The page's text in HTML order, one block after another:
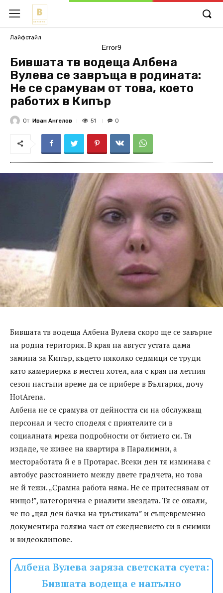
Лайфстайл
Error9
Бившата тв водеща Албена
Вулева се завръща в родината:
Не се срамувам от това, което
работих в Кипър
От Иван Ангелов 51 0
Бившата тв водеща Албена Вулева скоро ще се завърне
на родна територия. В края на август устата дама
замина за Кипър, където няколко седмици се труди
като камериерка в местен хотел, ала с края на летния
сезон настъпи време да се прибере в България, дочу
HotArena.
Албена не се срамува от дейността си на обслужващ
персонал и често споделя с приятелите си в
социалната мрежа подробности от битието си. Тя
издаде, че живее на квартира в Паралимни, а
местоработата й е в Протарас. Всеки ден тя изминава с
автобус разстоянието между двете градчета, но това
не й тежи. „Срамна работа няма. Не се притеснявам от
нищо!”, категорична е риалити звездата. Тя се ожали,
че по „цял ден бачка на тръстиката” и същевременно
документира голяма част от ежедневието си в снимки
и видеоклипове.
Албена Вулева заряза светската суета:
Бившата водеща е напълно